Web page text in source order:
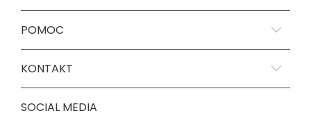
POMOC
KONTAKT
SOCIAL MEDIA